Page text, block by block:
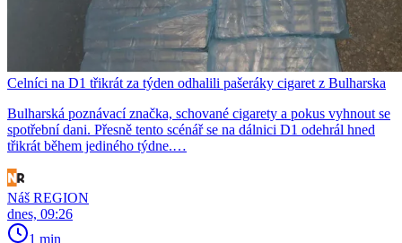
Celníci na D1 třikrát za týden odhalili pašeráky cigaret z Bulharska
Bulharská poznávací značka, schované cigarety a pokus vyhnout se
spotřební dani. Přesně tento scénář se na dálnici D1 odehrál hned
třikrát během jediného týdne.…
Náš REGION
dnes, 09:26
1 min